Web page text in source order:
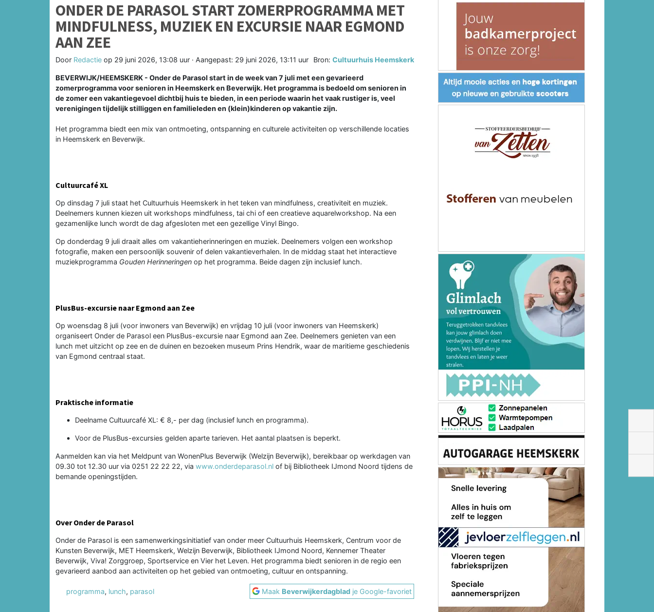
ONDER DE PARASOL START ZOMERPROGRAMMA MET
MINDFULNESS, MUZIEK EN EXCURSIE NAAR EGMOND
AAN ZEE
Door Redactie op 29 juni 2026, 13:08 uur · Aangepast: 29 juni 2026, 13:11 uur Bron:Cultuurhuis Heemskerk
BEVERWIJK/HEEMSKERK - Onder de Parasol start in de week van 7 juli met een gevarieerd
zomerprogramma voor senioren in Heemskerk en Beverwijk. Het programma is bedoeld om senioren in
de zomer een vakantiegevoel dichtbij huis te bieden, in een periode waarin het vaak rustiger is, veel
verenigingen tijdelijk stilliggen en familieleden en (klein)kinderen op vakantie zijn.
Het programma biedt een mix van ontmoeting, ontspanning en culturele activiteiten op verschillende locaties
in Heemskerk en Beverwijk.
Cultuurcafé XL
Op dinsdag 7 juli staat het Cultuurhuis Heemskerk in het teken van mindfulness, creativiteit en muziek.
Deelnemers kunnen kiezen uit workshops mindfulness, tai chi of een creatieve aquarelworkshop. Na een
gezamenlijke lunch wordt de dag afgesloten met een gezellige Vinyl Bingo.
Op donderdag 9 juli draait alles om vakantieherinneringen en muziek. Deelnemers volgen een workshop
fotografie, maken een persoonlijk souvenir of delen vakantieverhalen. In de middag staat het interactieve
muziekprogramma Gouden Herinneringen op het programma. Beide dagen zijn inclusief lunch.
PlusBus-excursie naar Egmond aan Zee
Op woensdag 8 juli (voor inwoners van Beverwijk) en vrijdag 10 juli (voor inwoners van Heemskerk)
organiseert Onder de Parasol een PlusBus-excursie naar Egmond aan Zee. Deelnemers genieten van een
lunch met uitzicht op zee en de duinen en bezoeken museum Prins Hendrik, waar de maritieme geschiedenis
van Egmond centraal staat.
Praktische informatie
Deelname Cultuurcafé XL: € 8,- per dag (inclusief lunch en programma).
Voor de PlusBus-excursies gelden aparte tarieven. Het aantal plaatsen is beperkt.
Aanmelden kan via het Meldpunt van WonenPlus Beverwijk (Welzijn Beverwijk), bereikbaar op werkdagen van
09.30 tot 12.30 uur via 0251 22 22 22, via www.onderdeparasol.nl of bij Bibliotheek IJmond Noord tijdens de
bemande openingstijden.
Over Onder de Parasol
Onder de Parasol is een samenwerkingsinitiatief van onder meer Cultuurhuis Heemskerk, Centrum voor de
Kunsten Beverwijk, MET Heemskerk, Welzijn Beverwijk, Bibliotheek IJmond Noord, Kennemer Theater
Beverwijk, Viva! Zorggroep, Sportservice en Vier het Leven. Het programma biedt senioren in de regio een
gevarieerd aanbod aan activiteiten op het gebied van ontmoeting, cultuur en ontspanning.
programma, lunch, parasol Maak Beverwijkerdagblad je Google-favoriet